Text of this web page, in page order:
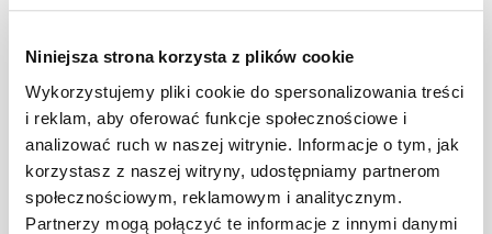
Niniejsza strona korzysta z plików cookie
Wykorzystujemy pliki cookie do spersonalizowania treści
i reklam, aby oferować funkcje społecznościowe i
analizować ruch w naszej witrynie. Informacje o tym, jak
korzystasz z naszej witryny, udostępniamy partnerom
społecznościowym, reklamowym i analitycznym.
Partnerzy mogą połączyć te informacje z innymi danymi
stalowa 250
brązowa
szt –
Ława
kominiarska
stalowa 250
mm L-1,2 m
ciemnobrązowa
szt –